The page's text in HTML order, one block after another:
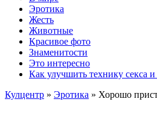
Эротика
Жесть
Животные
Красивое фото
Знаменитости
Это интересно
Как улучшить технику секса
Кулцентр » Эротика » Хорошо